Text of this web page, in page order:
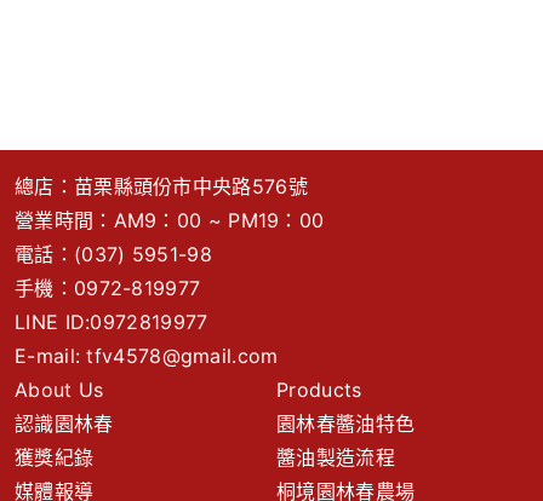
總店：苗栗縣頭份市中央路576號
營業時間：AM9：00 ~ PM19：00
電話： (037) 5951-98
手機： 0972-819977
LINE ID:0972819977
E-mail:tfv4578@gmail.com
About Us
認識園林春
獲獎紀錄
媒體報導
Products
園林春醬油特色
醬油製造流程
桐境園林春農場